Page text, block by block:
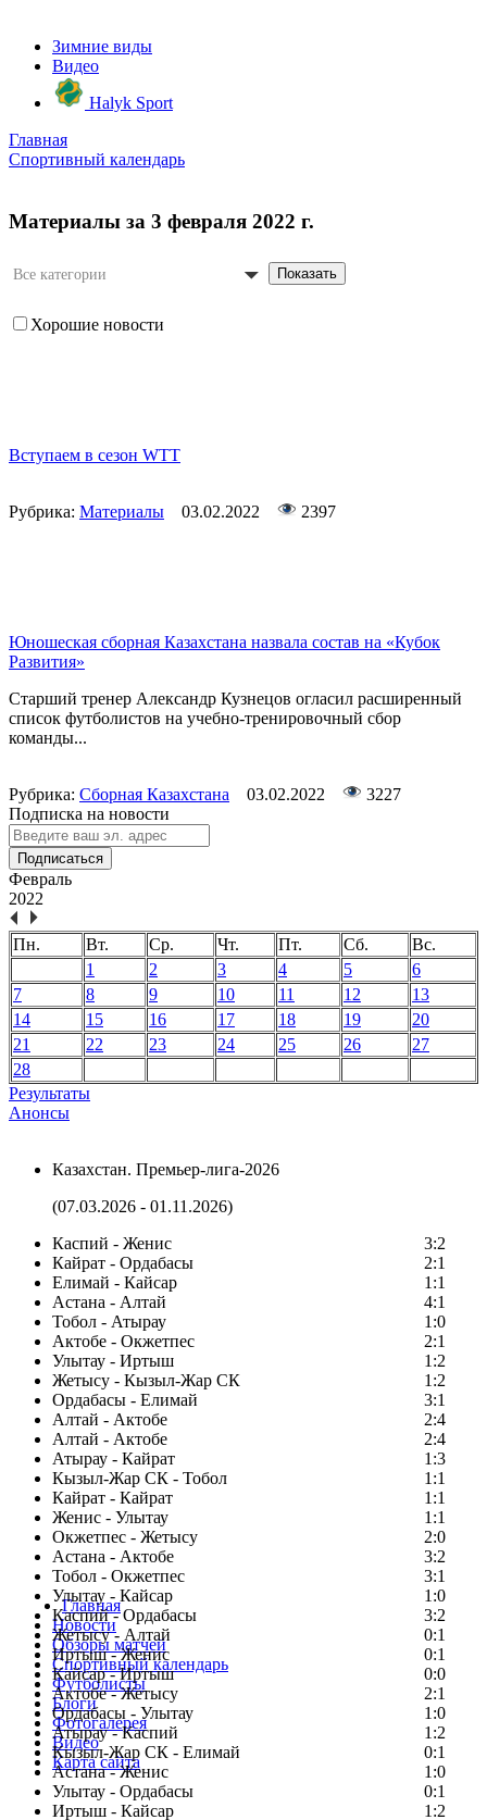
Зимние виды
Видео
Halyk Sport
Главная
Спортивный календарь
Материалы за 3 февраля 2022 г.
Все категории Показать
Хорошие новости
Вступаем в сезон WTT
Рубрика: Материалы 03.02.2022 2397
Юношеская сборная Казахстана назвала состав на «Кубок
Развития»
Старший тренер Александр Кузнецов огласил расширенный
список футболистов на учебно-тренировочный сбор
команды...
Рубрика: Сборная Казахстана 03.02.2022
3227
Подписка на новости
Подписаться
Февраль
2022
Пн. Вт. Ср. Чт. Пт. Сб.
Вс.
1
2 3 4 5
6
7
8 9 10 11 12
13
14
15 16 17 18 19
20
21
22 23 24 25 26
27
28
Результаты
Анонсы
Казахстан. Премьер-лига-2026
(07.03.2026 - 01.11.2026)
Каспий - Женис
3:2
Кайрат - Ордабасы
2:1
Елимай - Кайсар
1:1
Астана - Алтай
4:1
Тобол - Атырау
1:0
Актобе - Окжетпес
2:1
Улытау - Иртыш
1:2
Жетысу - Кызыл-Жар СК
1:2
Ордабасы - Елимай
3:1
Алтай - Актобе
2:4
Алтай - Актобе
2:4
Атырау - Кайрат
1:3
Кызыл-Жар СК - Тобол
1:1
Кайрат - Кайрат
1:1
Женис - Улытау
1:1
Окжетпес - Жетысу
2:0
Астана - Актобе
3:2
Тобол - Окжетпес
3:1
Улытау - Кайсар
1:0
Каспий - Ордабасы
3:2
Жетысу - Алтай
0:1
Иртыш - Женис
0:1
Кайсар - Иртыш
0:0
Актобе - Жетысу
2:1
Ордабасы - Улытау
1:0
Атырау - Каспий
1:2
Кызыл-Жар СК - Елимай
0:1
Астана - Женис
1:0
Улытау - Ордабасы
0:1
Иртыш - Кайсар
1:2
Главная
Новости
Обзоры матчей
Спортивный календарь
Футболисты
Блоги
Фотогалерея
Видео
Карта сайта